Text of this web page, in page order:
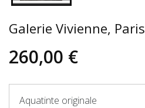
Galerie Vivienne, Paris
260,00 €
Aquatinte originale